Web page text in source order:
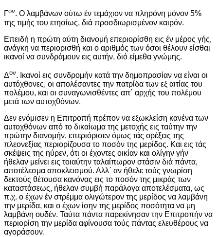
Γον. Ο λαμβάνων ούτω έν τεμάχιον να πληρόνη μόνον 5%
της τιμής του ετησίως, διά προσδιωρισμένον καιρόν.
Επειδή η πρώτη αύτη διανομή επεριορίσθη εις έν μέρος γής,
ανάγκη να περιορισθή και ο αριθμός των όσοι θέλουν είσθαι
ικανοί να συνδράμουν εις αυτήν, διό είμεθα γνώμης.
Δον. Ικανοί εις συνδρομήν κατά την δημοπρασίαν να είναι οι
αυτόχθονες, οι απολέσαντες την πατρίδα των εξ αιτίας του
πολέμου, και οι συναγωνισθέντες απ΄ αρχής του πολέμου
μετά των αυτοχθόνων.
Δεν ενόμισεν η Επιτροπή πρέπον να εξωκλείση κανένα των
αυτοχθόνων από το δικαίωμα της μετοχής εις ταύτην την
πρώτην διανομήν, επεριόρισεν όμως τάς ορέξεις της
πλεονεξίας περιορίζουσα το ποσόν της μερίδος. Και εις τάς
σκέψεις της ηύρεν, ότι οι έχοντες οικίαν και ολίγην γήν
ήθελαν μείνει εις τοιαύτην ταλαίπωρον στάσιν διά πάντα,
αποτέλεσμα αποκλεισμού. Αλλ΄ αν ήθελε τούς γνωρίση
δεκτούς θέτουσα κανόνας εις το ποσόν της μικράς των
καταστάσεως, ήθελαν συμβή παράλογα αποτελέσματα, ως
π.χ. ο έχων έν στρέμμα ολιγώτερον της μερίδος να λαμβάνη
την μερίδα, και ο έχων ίσην της μερίδος ποσότητα να μη
λαμβάνη ουδέν. Ταύτα πάντα παρεκίνησαν την Επιτροπήν να
περιορίση την μερίδα αφίνουσα τούς πάντας ελευθέρους να
αγοράσουν.